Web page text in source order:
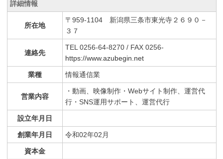
詳細情報
所在地
〒959-1104 新潟県三条市東光寺２６９０－
３７
連絡先
TEL 0256-64-8270 / FAX 0256-
https://www.azubegin.net
業種 情報通信業
営業内容
・動画、映像制作・Webサイト制作、運営代
行・SNS運用サポート、運営代行
設立年月日
創業年月日 令和02年02月
資本金